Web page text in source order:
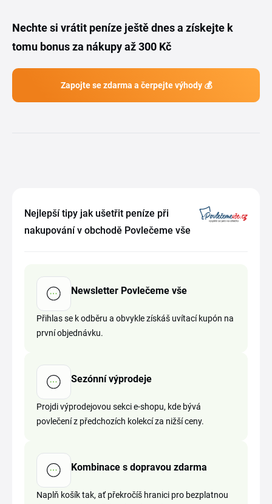
Nechte si vrátit peníze ještě dnes a získejte k
tomu bonus za nákupy až 300 Kč
Zapojte se zdarma a čerpejte výhody 💰
Nejlepší tipy jak ušetřit peníze při
nakupování v obchodě Povlečeme vše
Newsletter Povlečeme vše
Přihlas se k odběru a obvykle získáš uvítací kupón na
první objednávku.
Sezónní výprodeje
Projdi výprodejovou sekci e-shopu, kde bývá
povlečení z předchozích kolekcí za nižší ceny.
Kombinace s dopravou zdarma
Naplň košík tak, ať překročíš hranici pro bezplatnou